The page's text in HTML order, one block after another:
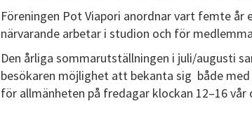
Föreningen Pot Viapori anordnar vart femte
närvarande arbetar i studion och för
Den årliga sommarutställningen i juli/augusti
besökaren möjlighet att bekanta sig både
för allmänheten på fredagar klockan 12–16